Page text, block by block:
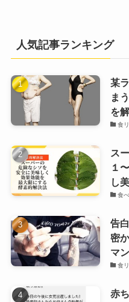
人気記事ランキング
某
ま
を
食
ス
１
し
食
告
密
マ
食
赤